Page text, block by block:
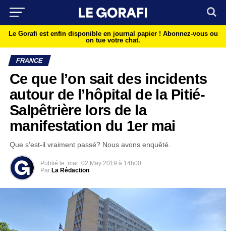
Le Gorafi est enfin disponible en journal papier ! Abonnez-vous ou
on tue votre chat.
FRANCE
Ce que l’on sait des incidents
autour de l’hôpital de la Pitié-
Salpêtrière lors de la
manifestation du 1er mai
Que s’est-il vraiment passé? Nous avons enquêté.
Publié le mar 02 May 2019 à 14h00
Par La Rédaction